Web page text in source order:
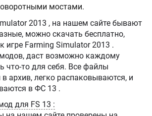
мостами.
сайте бывают
можно скачать бесплатно,
Farming Simulator 2013 .
даст возможно каждому
что-то для себя. Все файлы
архив, легко распаковываются, и
легко устанавливаются в ФС 13 .
Как установить мод для FS 13 :